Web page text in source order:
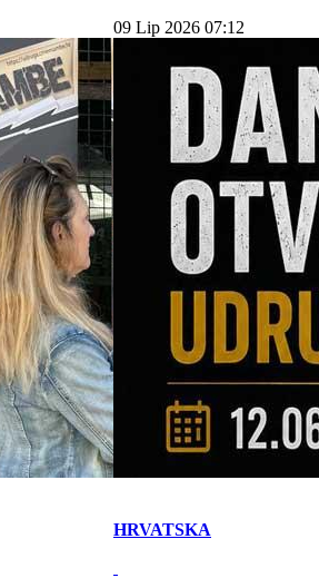
09 Lip 2026 07:12
HRVATSKA